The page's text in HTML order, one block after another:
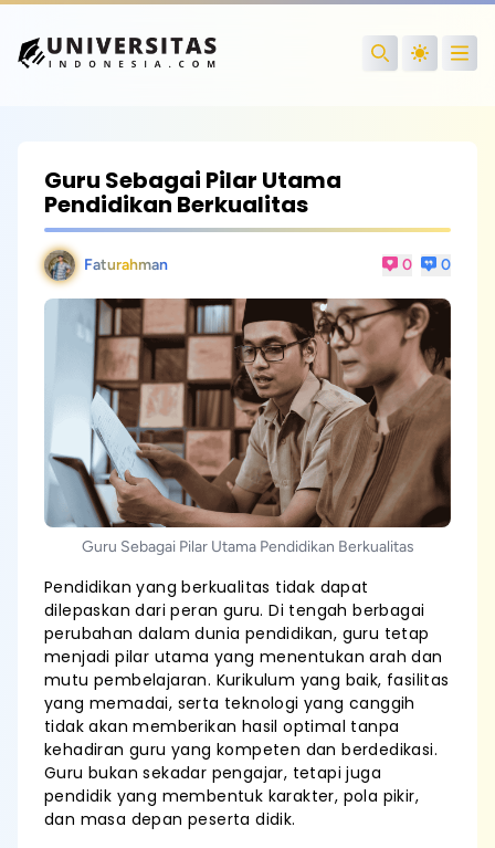
Search
Guru Sebagai Pilar Utama
Pendidikan Berkualitas
Faturahman 0 0
Guru Sebagai Pilar Utama Pendidikan Berkualitas
Pendidikan yang berkualitas tidak dapat
dilepaskan dari peran guru. Di tengah berbagai
perubahan dalam dunia pendidikan, guru tetap
menjadi pilar utama yang menentukan arah dan
mutu pembelajaran. Kurikulum yang baik, fasilitas
yang memadai, serta teknologi yang canggih
tidak akan memberikan hasil optimal tanpa
kehadiran guru yang kompeten dan berdedikasi.
Guru bukan sekadar pengajar, tetapi juga
pendidik yang membentuk karakter, pola pikir,
dan masa depan peserta didik.